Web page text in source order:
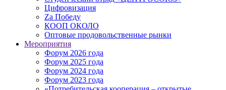
Цифровизация
Zа Победу
КООП ОКОЛО
Оптовые продовольственные рынки
Мероприятия
Форум 2026 года
Форум 2025 года
Форум 2024 года
Форум 2023 года